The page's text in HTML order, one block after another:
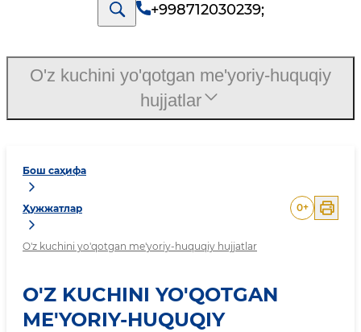
+998712030239;
Бош саҳифа
Ҳужжатлар
O'z kuchini yo'qotgan me'yoriy-huquqiy hujjatlar
0+
O'Z KUCHINI YO'QOTGAN
ME'YORIY-HUQUQIY
O'z kuchini yo'qotgan me'yoriy-huquqiy
hujjatlar